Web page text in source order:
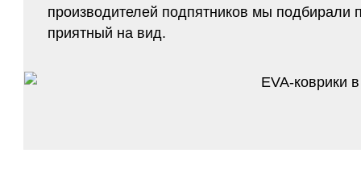
производителей подпятников мы подбирали
приятный на вид.